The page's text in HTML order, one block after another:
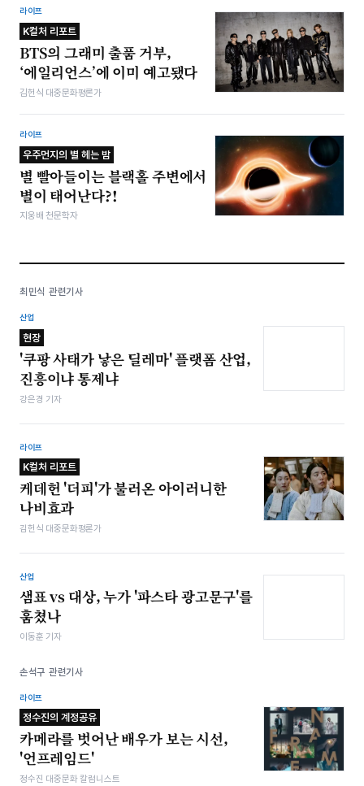
라이프
K컬처 리포트
BTS의 그래미 출품 거부,
‘에일리언스’에 이미 예고됐다
김헌식 대중문화평론가
라이프
우주먼지의 별 헤는 밤
별 빨아들이는 블랙홀 주변에서
별이 태어난다?!
지웅배 천문학자
최민식 관련기사
산업
현장
'쿠팡 사태가 낳은 딜레마' 플랫폼 산업,
진흥이냐 통제냐
강은경 기자
라이프
K컬처 리포트
케데헌 '더피'가 불러온 아이러니한
나비효과
김헌식 대중문화평론가
산업
샘표 vs 대상, 누가 '파스타 광고문구'를
훔쳤나
이동훈 기자
손석구 관련기사
라이프
정수진의 계정공유
카메라를 벗어난 배우가 보는 시선,
'언프레임드'
정수진 대중문화 칼럼니스트